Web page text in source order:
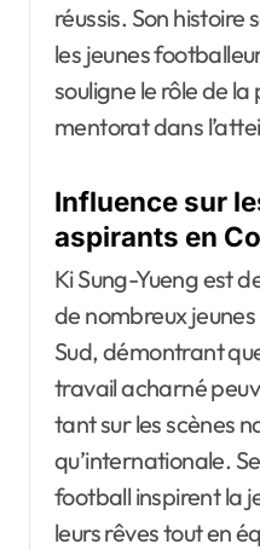
réussis. Son histoire
les jeunes
souligne le rôle de
mentorat dans
Influence sur
aspirants en
Ki Sung-Yueng est
de nombreux
Sud, démontrant
travail acharné
tant sur les scènes
qu’internationale.
football inspirent la
leurs rêves tout en